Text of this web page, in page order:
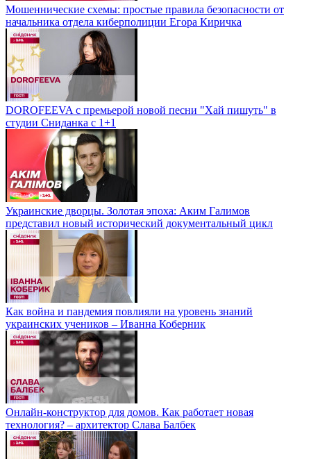
Мошеннические схемы: простые правила безопасности от
начальника отдела киберполиции Егора Киричка
DOROFEEVA с премьерой новой песни "Хай пишуть" в
студии Сниданка с 1+1
Украинские дворцы. Золотая эпоха: Аким Галимов
представил новый исторический документальный цикл
Как война и пандемия повлияли на уровень знаний
украинских учеников – Иванна Коберник
Онлайн-конструктор для домов. Как работает новая
технология? – архитектор Слава Балбек